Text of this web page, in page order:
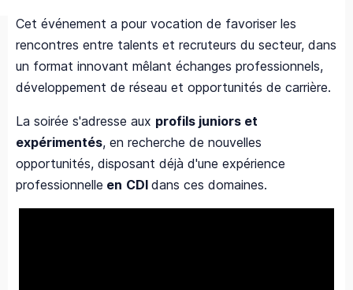
Cet événement a pour vocation de favoriser les
rencontres entre talents et recruteurs du secteur, dans
un format innovant mêlant échanges professionnels,
développement de réseau et opportunités de carrière.
La soirée s'adresse aux profils juniors et
expérimentés, en recherche de nouvelles
opportunités, disposant déjà d'une expérience
professionnelle en CDI dans ces domaines.